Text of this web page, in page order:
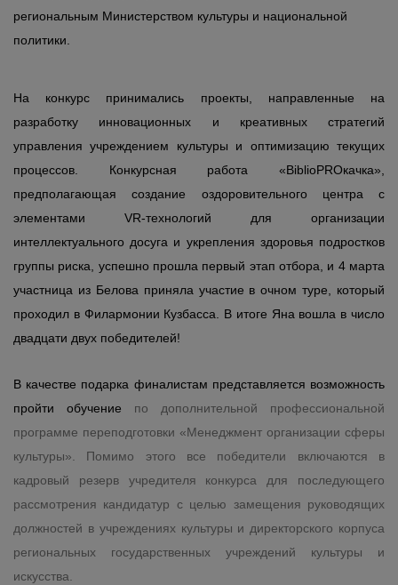
региональным Министерством культуры и национальной
политики.
На конкурс принимались проекты, направленные на
разработку инновационных и креативных стратегий
управления учреждением культуры и оптимизацию текущих
процессов. Конкурсная работа «BiblioPROкачка»,
предполагающая создание оздоровительного центра с
элементами VR-технологий для организации
интеллектуального досуга и укрепления здоровья подростков
группы риска, успешно прошла первый этап отбора, и 4 марта
участница из Белова приняла участие в очном туре, который
проходил в Филармонии Кузбасса. В итоге Яна вошла в число
двадцати двух победителей!
В качестве подарка финалистам представляется возможность
пройти обучение по дополнительной профессиональной
программе переподготовки «Менеджмент организации сферы
культуры».
Помимо этого все победители включаются в
кадровый резерв учредителя конкурса для последующего
рассмотрения кандидатур с целью замещения руководящих
должностей в учреждениях культуры и директорского корпуса
региональных государственных учреждений культуры и
искусства.